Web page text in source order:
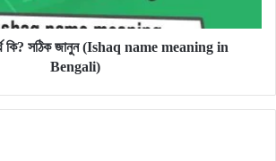
কি? সঠিক জানুন (Ishaq name meaning in
Bengali)